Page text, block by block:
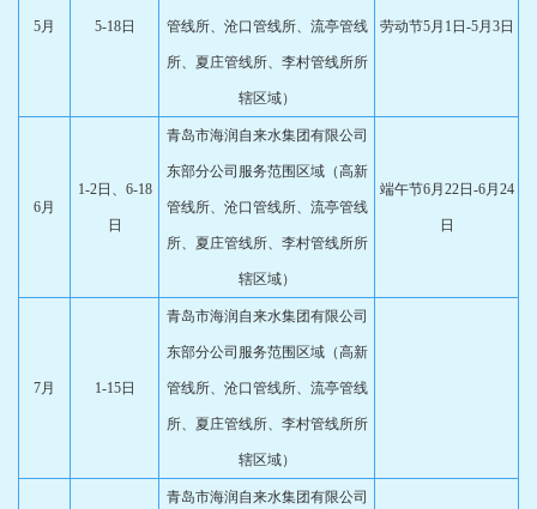
5月 5-18日 管线所、沧口管线所、流亭管线
所、夏庄管线所、李村管线所所
辖区域）
劳动节5月1日-5月3日
6月
1-2日、6-18
日
青岛市海润自来水集团有限公司
东部分公司服务范围区域（高新
管线所、沧口管线所、流亭管线
所、夏庄管线所、李村管线所所
辖区域）
端午节6月22日-6月24
日
7月 1-15日
青岛市海润自来水集团有限公司
东部分公司服务范围区域（高新
管线所、沧口管线所、流亭管线
所、夏庄管线所、李村管线所所
辖区域）
青岛市海润自来水集团有限公司